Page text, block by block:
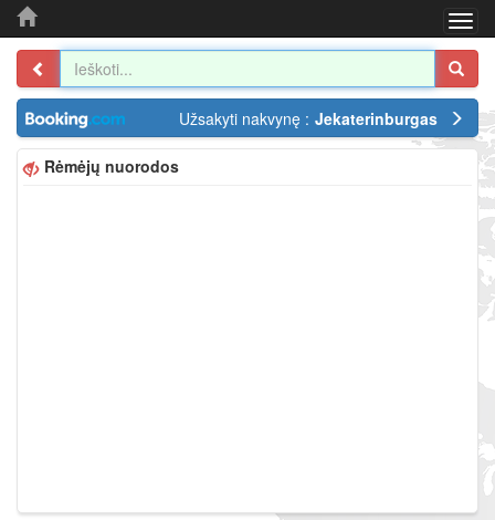
Užsakyti nakvynę : Jekaterinburgas
Rėmėjų nuorodos